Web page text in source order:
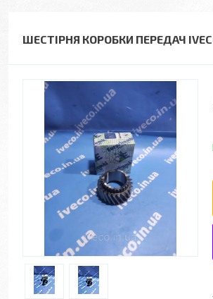
ШЕСТІРНЯ КОРОБКИ ПЕРЕДАЧ